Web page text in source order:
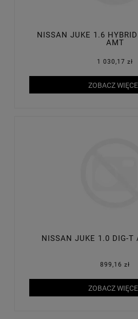
NISSAN JUKE 1.6
AMT
1 030,17 zł
ZOBACZ
NISSAN JUKE 1.0 DIG-T
899,16 zł
ZOBACZ